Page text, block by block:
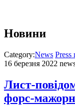
Новини
Category:News Press
16 березня 2022
Лист-
форс-